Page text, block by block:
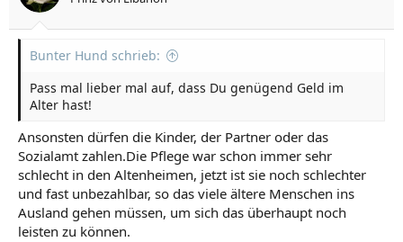
Bunter Hund schrieb:
Pass mal lieber mal auf, dass Du genügend Geld im
Alter hast!
Ansonsten dürfen die Kinder, der Partner oder das
Sozialamt zahlen.Die Pflege war schon immer sehr
schlecht in den Altenheimen, jetzt ist sie noch schlechter
und fast unbezahlbar, so das viele ältere Menschen ins
Ausland gehen müssen, um sich das überhaupt noch
leisten zu können.